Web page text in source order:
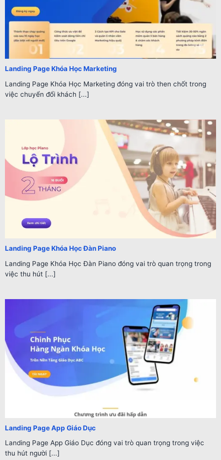
Landing Page Khóa Học Marketing
Landing Page Khóa Học Marketing đóng vai trò then chốt trong
việc chuyển đổi khách [...]
Landing Page Khóa Học Đàn Piano
Landing Page Khóa Học Đàn Piano đóng vai trò quan trọng trong
việc thu hút [...]
Landing Page App Giáo Dục
Landing Page App Giáo Dục đóng vai trò quan trọng trong việc
thu hút người [...]